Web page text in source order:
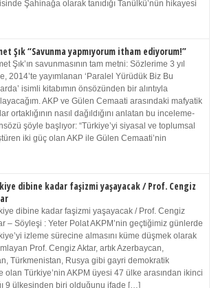
Şahinağa olarak tanıdığı Tanülkü’nün hikayesi
Şık “Savunma yapmıyorum itham ediyorum!”
Şık’ın savunmasının tam metni: Sözlerime 3 yıl
2014’te yayımlanan ‘Paralel Yürüdük Biz Bu
isimli kitabımın önsözünden bir alıntıyla
AKP ve Gülen Cemaati arasındaki mafyatik
ortaklığının nasıl dağıldığını anlatan bu inceleme-
şöyle başlıyor: “Türkiye’yi siyasal ve toplumsal
iki güç olan AKP ile Gülen Cemaati’nin
dibine kadar faşizmi yaşayacak / Prof. Cengiz
dibine kadar faşizmi yaşayacak / Prof. Cengiz
– Söyleşi : Yeter Polat AKPM’nin geçtiğimiz günlerde
izleme sürecine almasını küme düşmek olarak
Prof. Cengiz Aktar, artık Azerbaycan,
Türkmenistan, Rusya gibi gayri demokratik
olan Türkiye’nin AKPM üyesi 47 ülke arasından ikinci
9 ülkesinden biri olduğunu ifade […]